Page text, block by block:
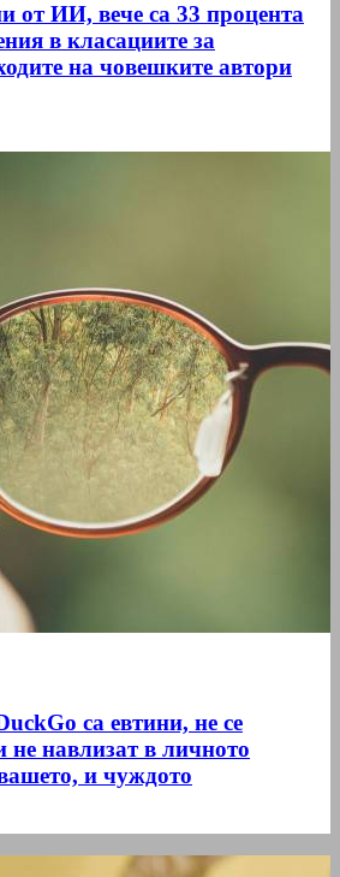
от ИИ, вече са 33 процента
в класациите за
на човешките автори
са евтини, не се
не навлизат в личното
и чуждото